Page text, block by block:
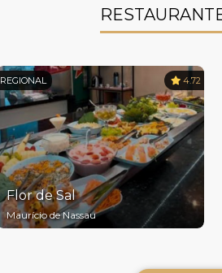
REGIONAL 4.72
Flor de Sal
Maurício de Nassau